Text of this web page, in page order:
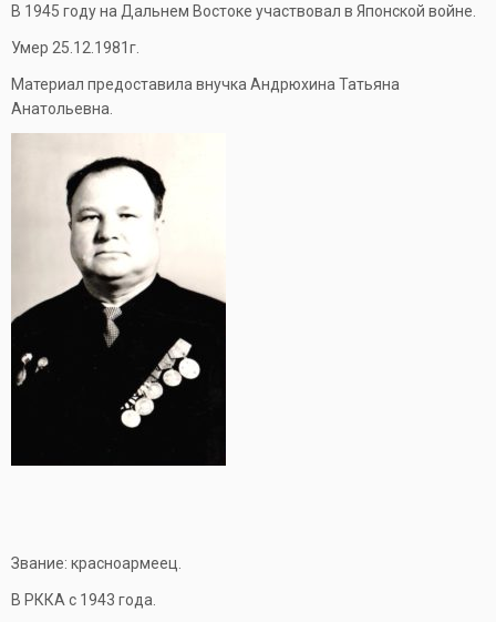
В 1945 году на Дальнем Востоке участвовал в Японской войне.
Умер 25.12.1981г.
Материал предоставила внучка Андрюхина Татьяна
Анатольевна.
Звание: красноармеец.
В РККА с 1943 года.